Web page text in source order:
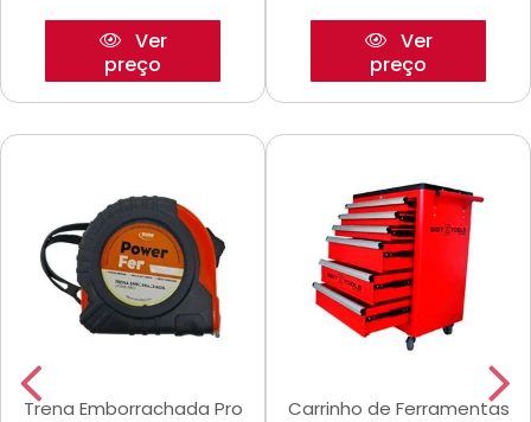
Ver
preço
Ver
preço
Trena Emborrachada Pro
Carrinho de Ferramentas